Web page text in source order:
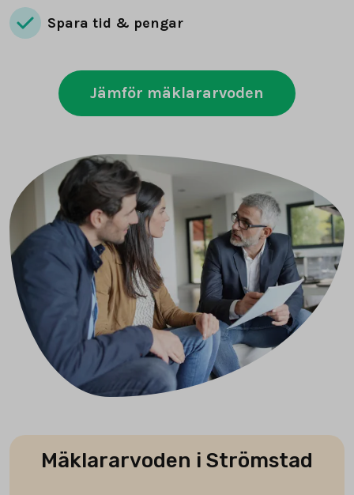
Spara tid & pengar
Jämför mäklararvoden
Mäklararvoden i Strömstad